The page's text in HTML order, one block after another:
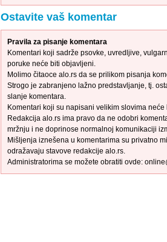
Ostavite vaš komentar
Pravila za pisanje komentara
Komentari koji sadrže psovke, uvredljive,
poruke neće biti objavljeni.
Molimo čitaoce alo.rs da se prilikom pisanja
Strogo je zabranjeno lažno predstavljanje, tj.
slanje komentara.
Komentari koji su napisani velikim slovima
Redakcija alo.rs ima pravo da ne odobri
mržnju i ne doprinose normalnoj komunikaciji
Mišljenja iznešena u komentarima su privatno
odražavaju stavove redakcije alo.rs.
Administratorima se možete obratiti ovde: